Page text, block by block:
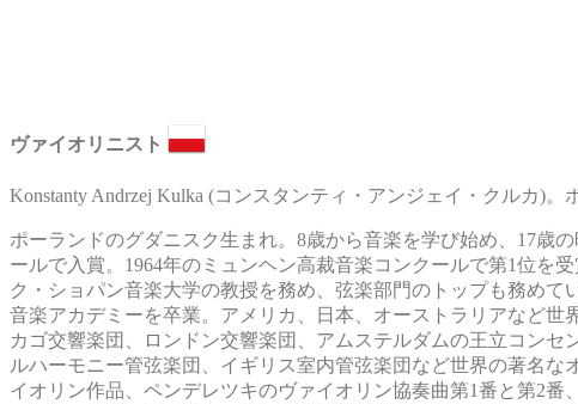
ヴァイオリニスト
Konstanty Andrzej Kulka (コンスタンティ・アンジェイ・クルカ)
ポーランドのグダニスク生まれ。8歳から音楽を学び始め、17歳
ールで入賞。1964年のミュンヘン高裁音楽コンクールで第1位を
ク・ショパン音楽大学の教授を務め、弦楽部門のトップも務め
音楽アカデミーを卒業。アメリカ、日本、オーストラリアなど
カゴ交響楽団、ロンドン交響楽団、アムステルダムの王立コン
ルハーモニー管弦楽団、イギリス室内管弦楽団など世界の著名
イオリン作品、ペンデレツキのヴァイオリン協奏曲第1番と第2